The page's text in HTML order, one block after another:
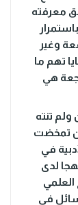
معرفته
وغير
تهم ما
هي
ولم تنته
تمخضت
في
لدى
العلمي
في